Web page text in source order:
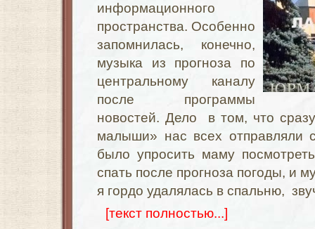
информационного
пространства. Особенно
запомнилась, конечно,
музыка из прогноза по
центральному каналу
после программы
новостей. Дело в том, что
малыши» нас всех отправляли
было упросить маму
спать после прогноза погоды, и
я гордо удалялась в спальню,
[текст полностью...]